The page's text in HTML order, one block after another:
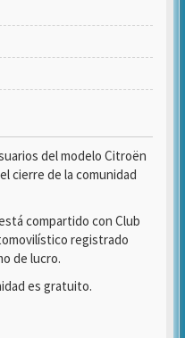
del modelo Citroën
cierre de la comunidad
compartido con Club
registrado
de lucro.
es gratuito.